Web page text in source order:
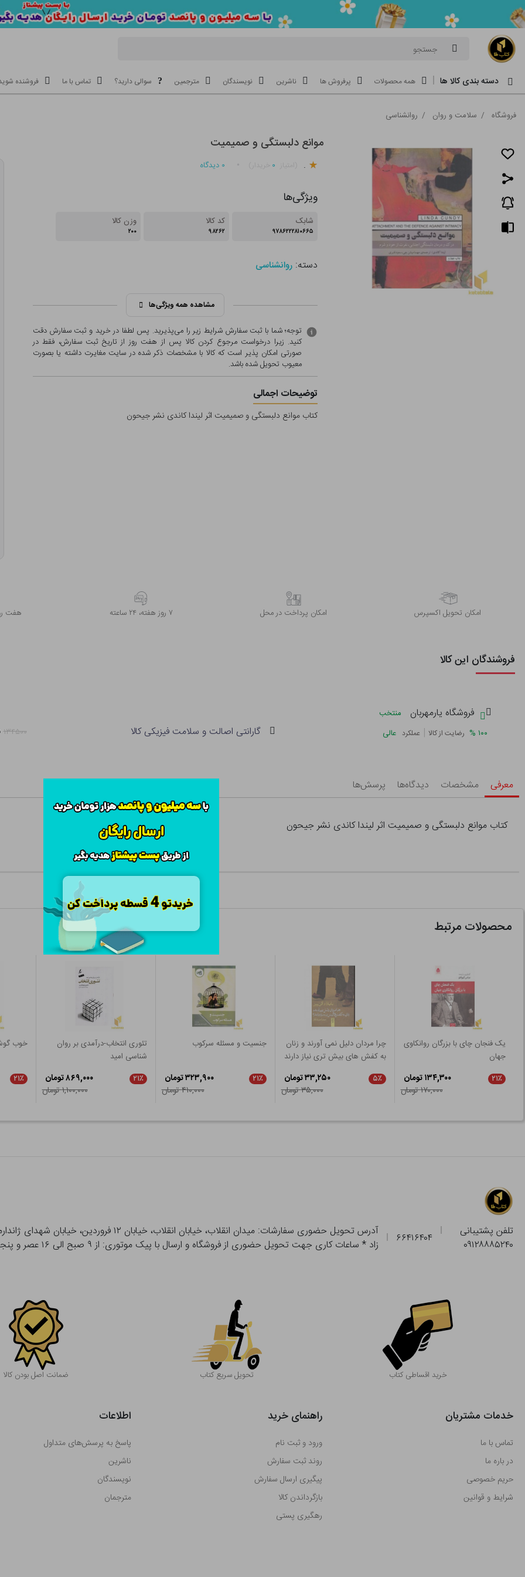
جستجو
دسته بندی کالا ها همه محصولات پرفروش ها ناشرین نویسندگان مترجمین سوالی دارید؟ تماس با ما فروشنده
فروشگاه / سلامت و روان / روانشناسی
موانع دلبستگی و صمیمیت
. ۰ ۰ دیدگاه
ویژگی‌ها
شابک
۹۷۸۶۲۲۲۸۱۰۶۶۵
کد کالا
۹۸۲۶۲
وزن کالا
۲۰۰
دسته: روانشناسی
مشاهده همه ویژگی‌ها
توجه؛ شما با ثبت سفارش شرایط زیر را می‌پذیرید. پس لطفا در خرید و ثبت سفارش دقت
کنید. زیرا درخواست مرجوع کردن کالا پس از هفت روز از تاریخ ثبت سفارش، فقط در
صورتی امکان پذیر است که کالا با مشخصات ذکر شده در سایت مغایرت داشته یا بصورت
معيوب تحویل شده باشد.
توضیحات اجمالی
کتاب موانع دلبستگی و صمیمیت اثر لیندا کاندی نشر جیحون
اﻣﮑﺎن ﺗﺤﻮﯾﻞ اﮐﺴﭙﺮس امکان پرداخت در محل ۷ روز ﻫﻔﺘﻪ، ۲۴ ﺳﺎﻋﺘﻪ هفت
فروشندگان این کالا
فروشگاه یارمهربان
منتخب
۱۰۰ % رضایت از کالا | عملکرد عالی گارانتی اصالت و سلامت فیزیکی کالا ۱۳۴۵۰۰
معرفی مشخصات دیدگاه‌ها پرسش‌ها
کتاب موانع دلبستگی و صمیمیت اثر لیندا کاندی نشر جیحون
محصولات مرتبط
یک فنجان چای با بزرگان روانکاوی
جهان
۲۱٪
۱۳۴,۳۰۰ تومان
۱۷۰,۰۰۰ تومان
چرا مردان دلیل نمی آورند و زنان
به کفش های بیش تری نیاز دارند
۵٪
۳۳,۲۵۰ تومان
۳۵,۰۰۰ تومان
جنسیت و مسئله سرکوب
۲۱٪
۳۲۳,۹۰۰ تومان
۴۱۰,۰۰۰ تومان
تئوری انتخاب-درآمدی بر روان
شناسی امید
۲۱٪
۸۶۹,۰۰۰ تومان
۱,۱۰۰,۰۰۰ تومان
خوب
۲۱٪
تلفن پشتیبانی
۰۹۱۲۸۸۸۵۲۴۰
۶۶۴۱۶۴۰۴
زاد * ساعات کاری جهت تحویل حضوری از فروشگاه و ارسال با پیک موتوری: از ۹ صبح الی ۱۶ عصر و پنجشنبه ها تا ۱۲
خرید اقساطی کتاب تحویل سریع کتاب
بصورت حضوری از آدرس تحویل حضوری سفارش خود را بدون هیچ هزینه ای تحویل بگیرید.
ضمانت اصل بودن کالا
خدمات مشتریان
تماس با ما
در باره ما
حریم خصوصی
شرایط و قوانین
راهنمای خرید
ورود و ثبت نام
روند ثبت سفارش
پیگیری ارسال سفارش
بازگرداندن کالا
رهگیری پستی
اطلاعات
پاسخ به پرسش‌های متداول
ناشرین
نویسندگان
مترجمان